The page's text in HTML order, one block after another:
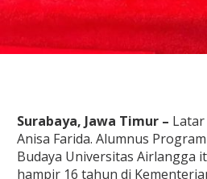
Surabaya, Jawa Timur –
Anisa Farida. Alumnus
Budaya Universitas Airlangga
hampir 16 tahun di